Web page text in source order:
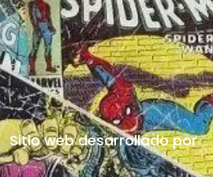
Sitio web desarrollado por